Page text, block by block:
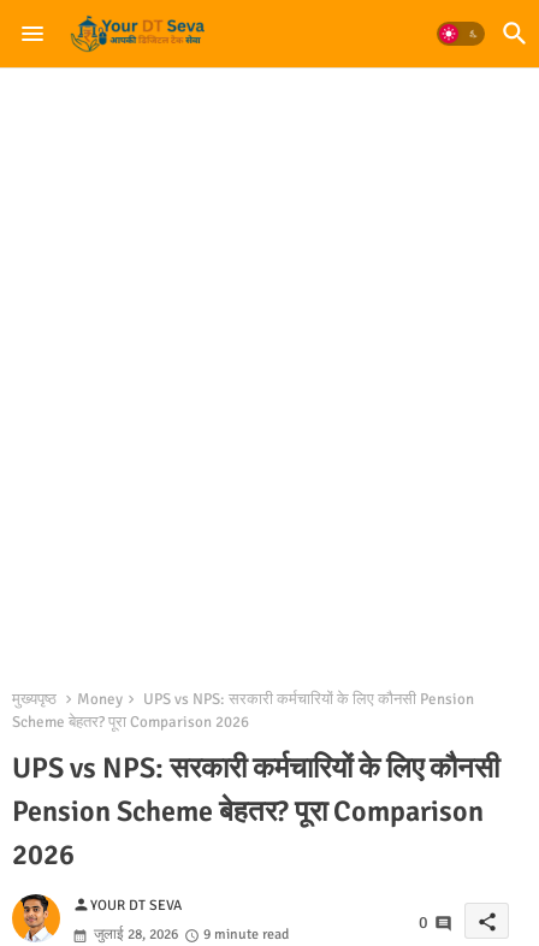
मुख्यपृष्ठ Money
UPS vs NPS: सरकारी कर्मचारियों के लिए कौनसी Pension
Scheme बेहतर? पूरा Comparison 2026
UPS vs NPS: सरकारी कर्मचारियों के लिए कौनसी
Pension Scheme बेहतर? पूरा Comparison
2026
personYOUR DT SEVA
जुलाई 28, 2026
9 minute read
0 share